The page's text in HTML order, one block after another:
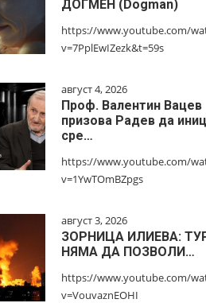
ДОГМЕН (Dogman)
https://www.youtube.com/
v=7PplEwIZezk&t=59s
август 4, 2026
Проф. Валентин Вацев
призова Радев да
сре…
https://www.youtube.com/
v=1YwTOmBZpgs
август 3, 2026
ЗОРНИЦА ИЛИЕВА:
НЯМА ДА ПОЗВОЛИ…
https://www.youtube.com/
v=VouvaznEOHI